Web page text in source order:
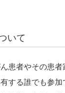
いて
患者やその患者
する誰でも参加